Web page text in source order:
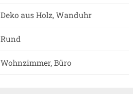
Deko aus Holz, Wanduhr
Rund
Wohnzimmer, Büro